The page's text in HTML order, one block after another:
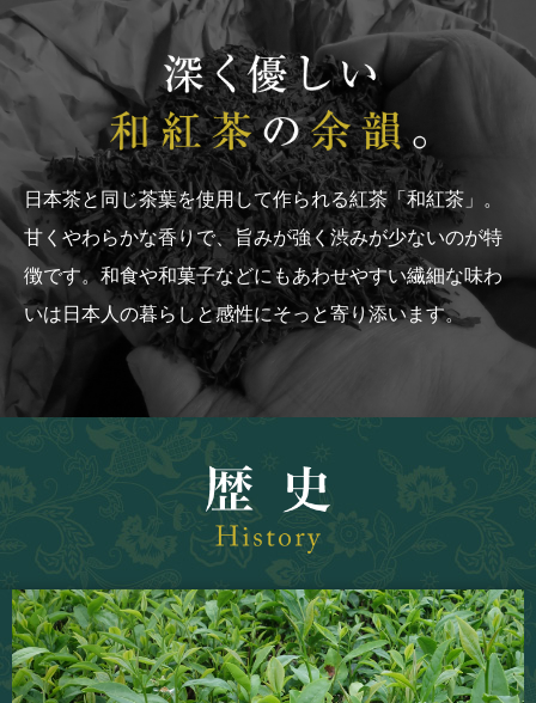
日本茶と同じ茶葉を使用して作られる紅茶「和紅茶」。
甘くやわらかな香りで、旨みが強く渋みが少ないのが特
徴です。 和食や和菓子などにもあわせやすい繊細な味わ
いは 日本人の暮らしと感性にそっと寄り添います。